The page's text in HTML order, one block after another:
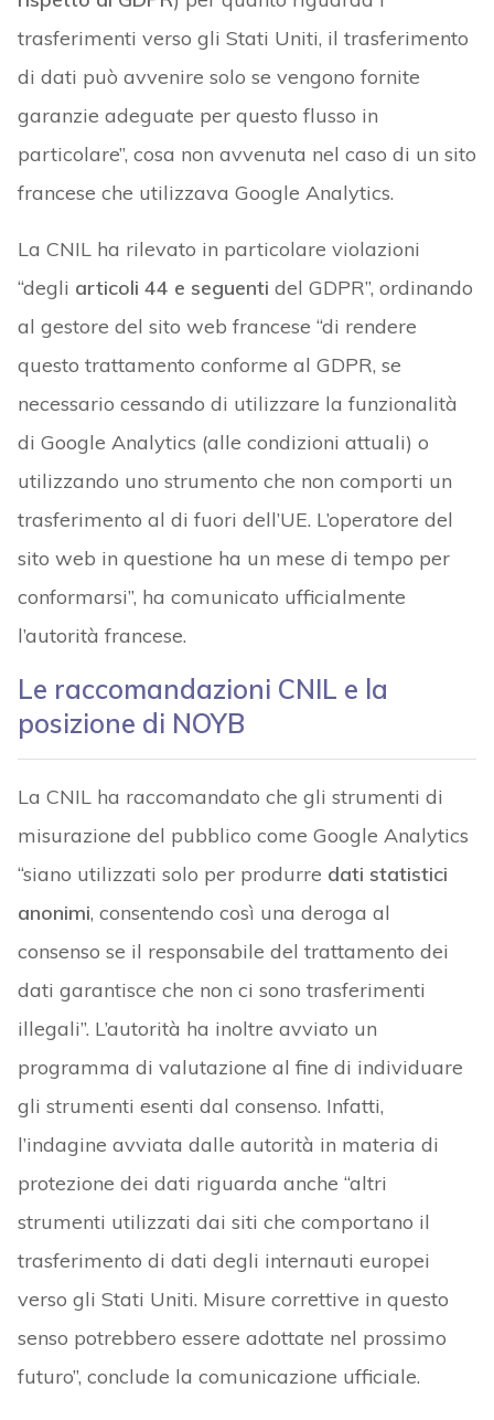
trasferimenti verso gli Stati Uniti, il trasferimento
di dati può avvenire solo se vengono fornite
garanzie adeguate per questo flusso in
particolare”, cosa non avvenuta nel caso di un sito
francese che utilizzava Google Analytics.
La CNIL ha rilevato in particolare violazioni
“degli articoli 44 e seguenti del GDPR”, ordinando
al gestore del sito web francese “di rendere
questo trattamento conforme al GDPR, se
necessario cessando di utilizzare la funzionalità
di Google Analytics (alle condizioni attuali) o
utilizzando uno strumento che non comporti un
trasferimento al di fuori dell’UE. L’operatore del
sito web in questione ha un mese di tempo per
conformarsi”, ha comunicato ufficialmente
l’autorità francese.
Le raccomandazioni CNIL e la
posizione di NOYB
La CNIL ha raccomandato che gli strumenti di
misurazione del pubblico come Google Analytics
“siano utilizzati solo per produrre dati statistici
anonimi, consentendo così una deroga al
consenso se il responsabile del trattamento dei
dati garantisce che non ci sono trasferimenti
illegali”. L’autorità ha inoltre avviato un
programma di valutazione al fine di individuare
gli strumenti esenti dal consenso. Infatti,
l’indagine avviata dalle autorità in materia di
protezione dei dati riguarda anche “altri
strumenti utilizzati dai siti che comportano il
trasferimento di dati degli internauti europei
verso gli Stati Uniti. Misure correttive in questo
senso potrebbero essere adottate nel prossimo
futuro”, conclude la comunicazione ufficiale.